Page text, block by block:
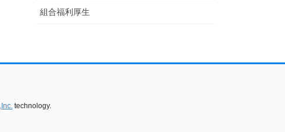
組合福利厚生
technology.